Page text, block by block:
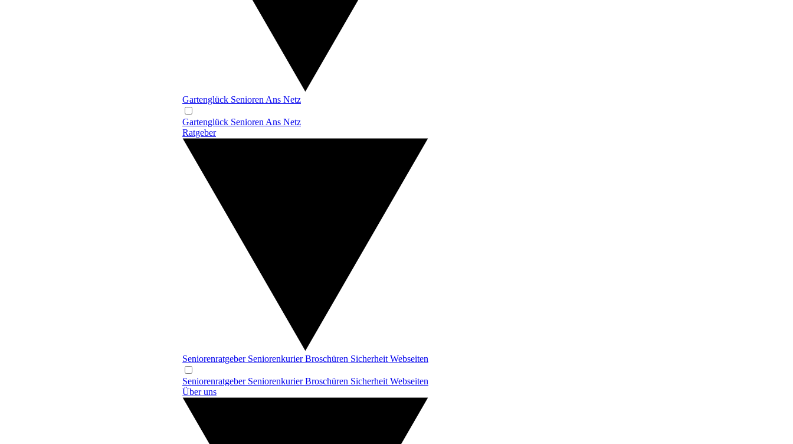
Gartenglück Senioren Ans Netz
Gartenglück Senioren Ans Netz
Ratgeber
Seniorenratgeber SeniorenkurierBroschüren Sicherheit Webseiten
Seniorenratgeber SeniorenkurierBroschüren Sicherheit Webseiten
Über uns